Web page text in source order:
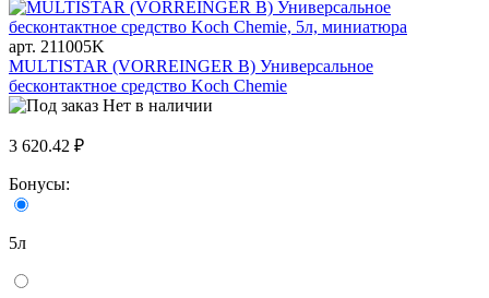
арт. 211005K
MULTISTAR (VORREINGER B) Универсальное
бесконтактное средство Koch Chemie
Нет в наличии
3 620.42 ₽
Бонусы:
5л